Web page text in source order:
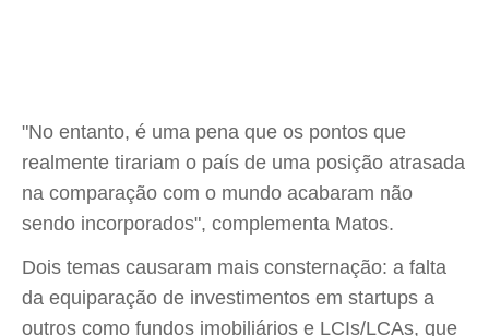
"No entanto, é uma pena que os pontos que
realmente tirariam o país de uma posição atrasada
na comparação com o mundo acabaram não
sendo incorporados", complementa Matos.
Dois temas causaram mais consternação: a falta
da equiparação de investimentos em startups a
outros como fundos imobiliários e LCIs/LCAs, que